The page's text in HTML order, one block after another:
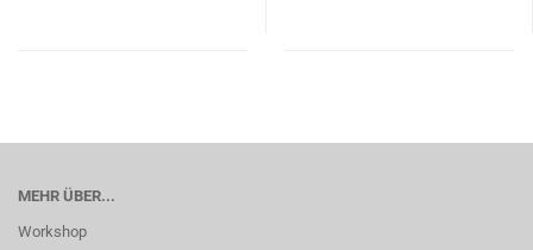
MEHR ÜBER...
Workshop